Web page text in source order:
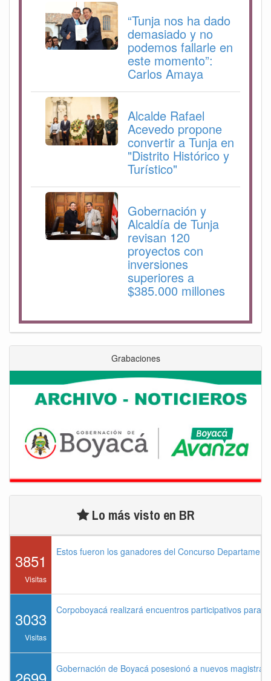
“Tunja nos ha dado
demasiado y no
podemos fallarle en
este momento”:
Carlos Amaya
Alcalde Rafael
Acevedo propone
convertir a Tunja en
"Distrito Histórico y
Turístico"
Gobernación y
Alcaldía de Tunja
revisan 120
proyectos con
inversiones
superiores a
$385.000 millones
Grabaciones
Lo más visto en BR
3851
Visitas
Estos fueron los ganadores del Concurso
3033
Visitas
Corpoboyacá realizará encuentros participativos para
Gobernación de Boyacá posesionó a nuevos